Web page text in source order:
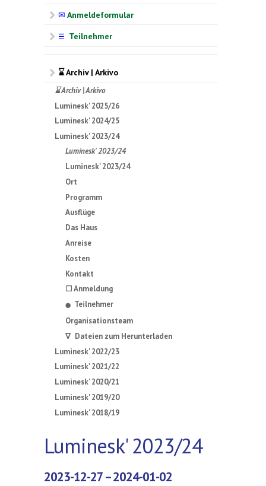
✉ Anmeldeformular
☰ Teilnehmer
⌛ Archiv | Arkivo
⌛ Archiv | Arkivo
Luminesk' 2025/26
Luminesk' 2024/25
Luminesk' 2023/24
Luminesk' 2023/24
Luminesk' 2023/24
Ort
Programm
Ausflüge
Das Haus
Anreise
Kosten
Kontakt
☐ Anmeldung
⬤
Teilnehmer
Organisationsteam
∇ Dateien zum Herunterladen
Luminesk' 2022/23
Luminesk' 2021/22
Luminesk' 2020/21
Luminesk' 2019/20
Luminesk' 2018/19
Luminesk' 2023/24
2023-12-27 – 2024-01-02